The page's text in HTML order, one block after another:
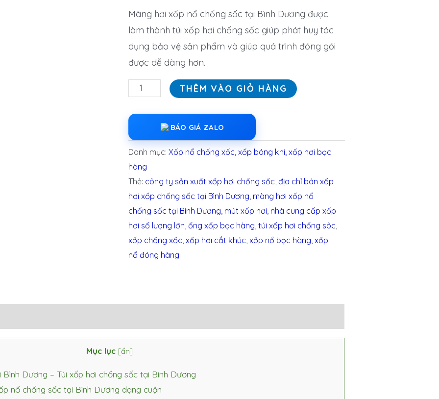
Màng hơi xốp nổ chống sốc tại Bình Dương được
làm thành túi xốp hơi chống sốc giúp phát huy tác
dụng bảo vệ sản phẩm và giúp quá trình đóng gói
được dễ dàng hơn.
THÊM VÀO GIỎ HÀNG
BÁO GIÁ ZALO
Danh mục:Xốp nổ chống xốc, xốp bóng khí, xốp hơi bọc
hàng
Thẻ: công ty sản xuất xốp hơi chống sốc,địa chỉ bán xốp
hơi xốp chống sốc tại Bình Dương, màng hơi xốp nổ
chống sốc tại Bình Dương, mút xốp hơi, nhà cung cấp xốp
hơi số lượng lớn,ống xốp bọc hàng,túi xốp hơi chống sôc,
xốp chống xốc,xốp hơi cắt khúc,xốp nổ bọc hàng,xốp
nổ đóng hàng
Mục lục [ẩn]
Dương – Túi xốp hơi chống sốc tại Bình Dương
nổ chống sốc tại Bình Dương dạng cuộn